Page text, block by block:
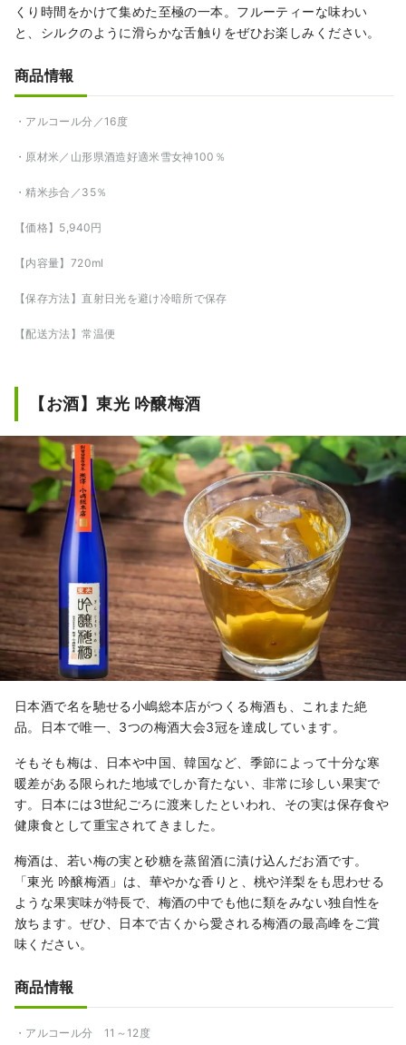
くり時間をかけて集めた至極の一本。フルーティーな味わい
と、シルクのように滑らかな舌触りをぜひお楽しみください。
商品情報
・アルコール分／16度
・原材米／山形県酒造好適米雪女神100％
・精米歩合／35％
【価格】5,940円
【内容量】720ml
【保存方法】直射日光を避け冷暗所で保存
【配送方法】常温便
【お酒】東光 吟醸梅酒
日本酒で名を馳せる小嶋総本店がつくる梅酒も、これまた絶
品。日本で唯一、3つの梅酒大会3冠を達成しています。
そもそも梅は、日本や中国、韓国など、季節によって十分な寒
暖差がある限られた地域でしか育たない、非常に珍しい果実で
す。日本には3世紀ごろに渡来したといわれ、その実は保存食や
健康食として重宝されてきました。
梅酒は、若い梅の実と砂糖を蒸留酒に漬け込んだお酒です。
「東光 吟醸梅酒」は、華やかな香りと、桃や洋梨をも思わせる
ような果実味が特長で、梅酒の中でも他に類をみない独自性を
放ちます。ぜひ、日本で古くから愛される梅酒の最高峰をご賞
味ください。
商品情報
・アルコール分 11～12度